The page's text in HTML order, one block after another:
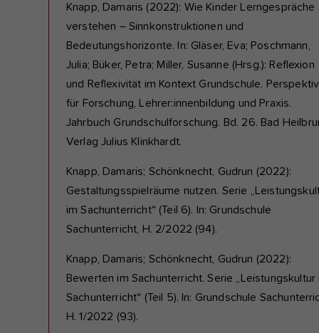
Knapp, Damaris (2022): Wie Kinder Lerngespräche
verstehen – Sinnkonstruktionen und
Bedeutungshorizonte. In: Gläser, Eva; Poschmann,
Julia; Büker, Petra; Miller, Susanne (Hrsg.): Reflexion
und Reflexivität im Kontext Grundschule.
für Forschung, Lehrer:innenbildung und Praxis.
Jahrbuch Grundschulforschung. Bd. 26. Bad
Verlag Julius Klinkhardt.
Knapp, Damaris; Schönknecht, Gudrun (2022):
Gestaltungsspielräume nutzen. Serie
im Sachunterricht“ (Teil 6). In: Grundschule
Sachunterricht, H. 2/2022 (94).
Knapp, Damaris; Schönknecht, Gudrun (2022):
Bewerten im Sachunterricht. Serie „Leistungskultur
Sachunterricht“ (Teil 5). In: Grundschule
H. 1/2022 (93).